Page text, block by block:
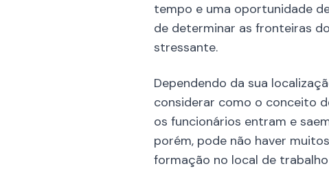
tempo e uma oportunidade
de determinar as fronteiras
stressante.
Dependendo da sua
considerar como o conceito
os funcionários entram e
porém, pode não haver
formação no local de